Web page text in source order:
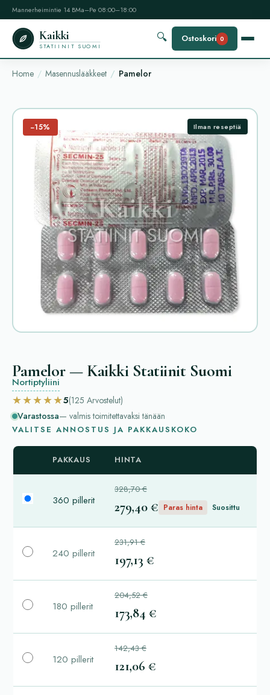
Mannerheimintie 14 BMa–Pe 08:00–18:00
Kaikki
STATIINIT SUOMI
🔍 Ostoskori 0
Home Masennuslääkkeet Pamelor
−15% Ilman reseptiä
Pamelor — Kaikki Statiinit Suomi
Nortiptyliini
★★★★★5(125 Arvostelut)
Varastossa— valmis toimitettavaksi tänään
VALITSE ANNOSTUS JA PAKKAUSKOKO
PAKKAUS HINTA
360 pillerit
328,70 €
279,40 € Paras hinta Suosittu
240 pillerit
231,91 €
197,13 €
180 pillerit
204,52 €
173,84 €
120 pillerit
142,43 €
121,06 €